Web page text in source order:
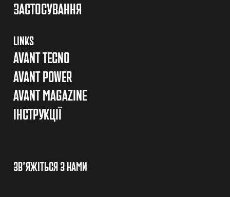
ЗАСТОСУВАННЯ
LINKS
AVANT TECNO
AVANT POWER
AVANT MAGAZINE
ІНСТРУКЦІЇ
ЗВ’ЯЖІТЬСЯ З НАМИ